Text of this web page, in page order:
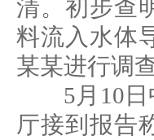
清。初步查
料流入水体
某某进行调查
5月10日中
厅接到报告